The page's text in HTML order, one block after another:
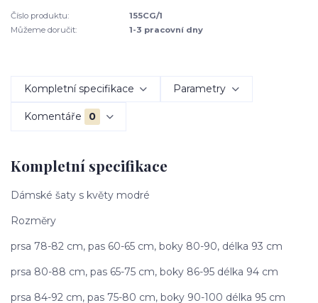
Číslo produktu:
155CG/1
Můžeme doručit:
1-3 pracovní dny
Kompletní specifikace Parametry
Komentáře 0
Kompletní specifikace
Dámské šaty s květy modré
Rozměry
prsa 78-82 cm, pas 60-65 cm, boky 80-90, délka 93 cm
prsa 80-88 cm, pas 65-75 cm, boky 86-95 délka 94 cm
prsa 84-92 cm, pas 75-80 cm, boky 90-100 délka 95 cm